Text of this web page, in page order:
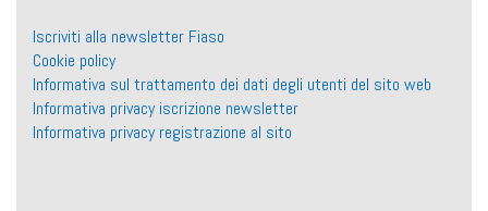
Iscriviti alla newsletter Fiaso
Cookie policy
Informativa sul trattamento dei dati degli utenti del sito web
Informativa privacy iscrizione newsletter
Informativa privacy registrazione al sito